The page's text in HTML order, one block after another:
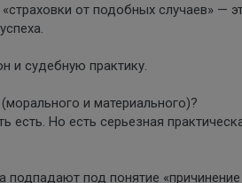
от подобных случаев» —
и судебную практику.
и материального)?
есть. Но есть серьезная
под понятие «причинение